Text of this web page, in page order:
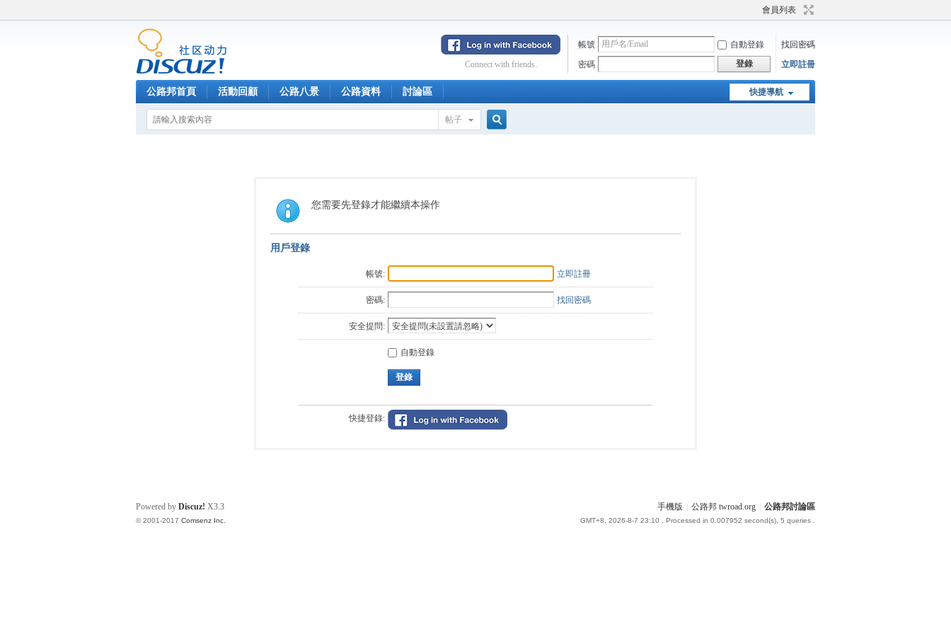
會員列表
帳號 自動登錄
找回密碼
密碼
登錄 立即註冊
Connect with friends.
快捷導航
公路邦首頁 活動回顧 公路八景 公路資料 討論區
帖子
您需要先登錄才能繼續本操作
用戶登錄
帳號: 立即註冊
密碼: 找回密碼
安全提問:
自動登錄
登錄
快捷登錄:
手機版 公路邦 twroad.org 公路邦討論區
GMT+8, 2026-8-7 23:10 , Processed in 0.007952 second(s), 5 queries .
Powered by Discuz! X3.3
© 2001-2017 Comsenz Inc.